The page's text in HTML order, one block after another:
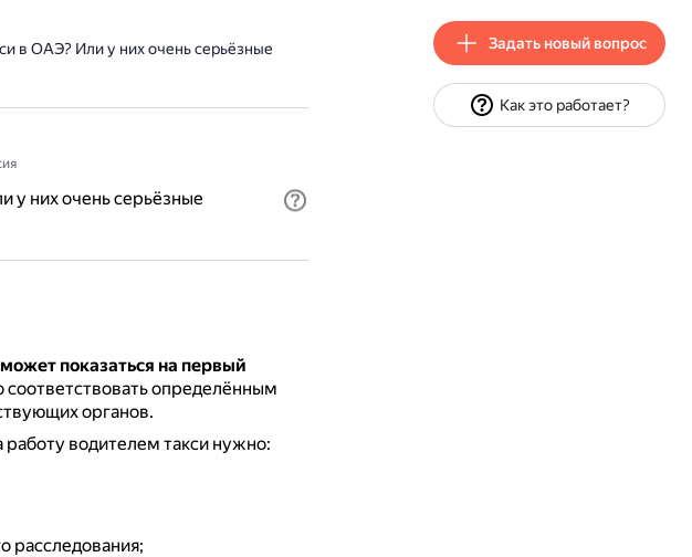
в ОАЭ? Или у них очень серьёзные
у них очень серьёзные
показаться на первый
определённым
органов.
водителем такси нужно:
расследования;
Задать новый вопрос
Как это работает?